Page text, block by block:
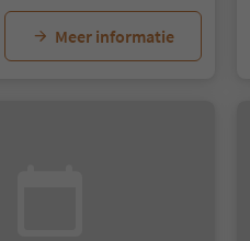
Meer informatie